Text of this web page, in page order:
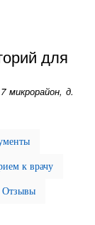
для
микрорайон, д.
к врачу
Отзывы